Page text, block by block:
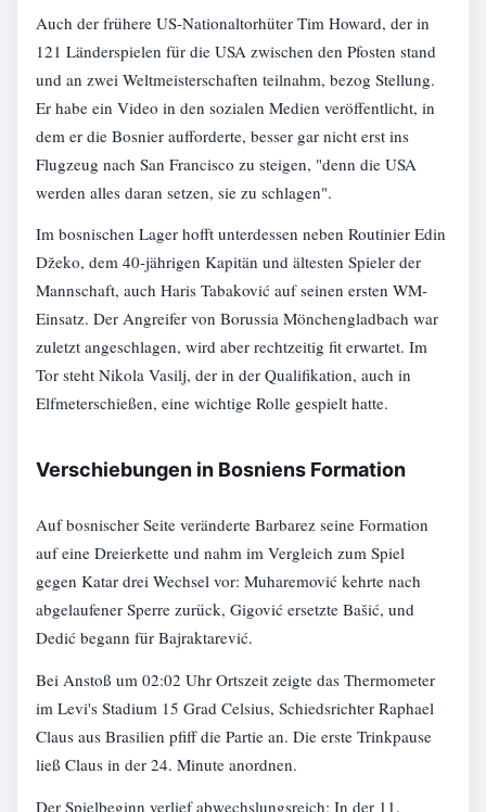
Auch der frühere US-Nationaltorhüter Tim Howard, der in
121 Länderspielen für die USA zwischen den Pfosten stand
und an zwei Weltmeisterschaften teilnahm, bezog Stellung.
Er habe ein Video in den sozialen Medien veröffentlicht, in
dem er die Bosnier aufforderte, besser gar nicht erst ins
Flugzeug nach San Francisco zu steigen, "denn die USA
werden alles daran setzen, sie zu schlagen".
Im bosnischen Lager hofft unterdessen neben Routinier Edin
Džeko, dem 40-jährigen Kapitän und ältesten Spieler der
Mannschaft, auch Haris Tabaković auf seinen ersten WM-
Einsatz. Der Angreifer von Borussia Mönchengladbach war
zuletzt angeschlagen, wird aber rechtzeitig fit erwartet. Im
Tor steht Nikola Vasilj, der in der Qualifikation, auch in
Elfmeterschießen, eine wichtige Rolle gespielt hatte.
Verschiebungen in Bosniens Formation
Auf bosnischer Seite veränderte Barbarez seine Formation
auf eine Dreierkette und nahm im Vergleich zum Spiel
gegen Katar drei Wechsel vor: Muharemović kehrte nach
abgelaufener Sperre zurück, Gigović ersetzte Bašić, und
Dedić begann für Bajraktarević.
Bei Anstoß um 02:02 Uhr Ortszeit zeigte das Thermometer
im Levi's Stadium 15 Grad Celsius, Schiedsrichter Raphael
Claus aus Brasilien pfiff die Partie an. Die erste Trinkpause
ließ Claus in der 24. Minute anordnen.
Der Spielbeginn verlief abwechslungsreich: In der 11.